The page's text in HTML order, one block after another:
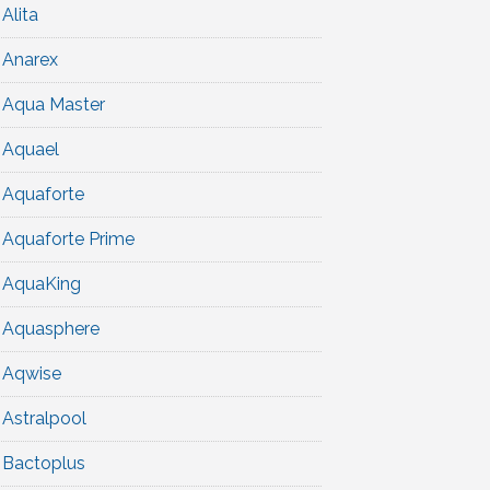
Alita
Anarex
Aqua Master
Aquael
Aquaforte
Aquaforte Prime
AquaKing
Aquasphere
Aqwise
Astralpool
Bactoplus